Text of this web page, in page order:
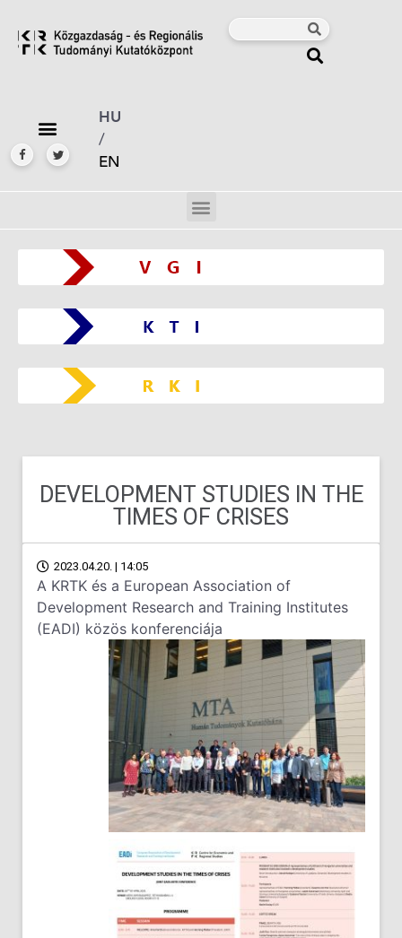
HU
/
EN
DEVELOPMENT STUDIES IN THE
TIMES OF CRISES
2023.04.20. | 14:05
A KRTK és a European Association of
Development Research and Training Institutes
(EADI) közös konferenciája